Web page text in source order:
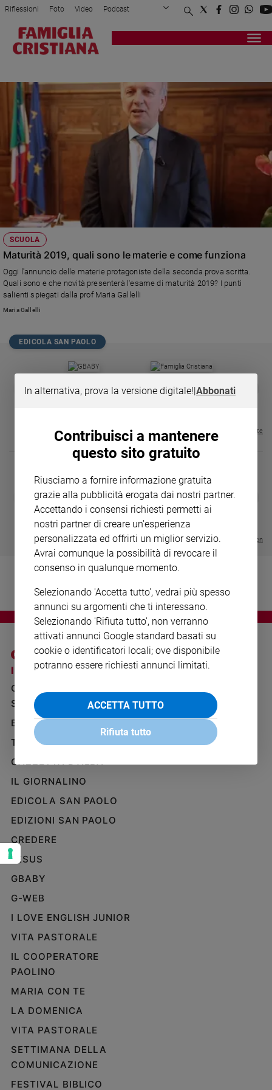
Attualità
Politica
Mondo
Economia
Legalità
giustizia
Sport
Interviste
Papa
Papa
Chiesa
Chiesa
spiritualità
Devozione
Società
Ambiente
Volontariato
Diritti
Aziende
valore
Caso
settimana
Migranti
Diversità
Costume
e
2026
Cinema,
Tv
streaming
Libri
Famiglia
educazione
Genitori
e
Scuola
Riflessioni Foto Video Podcast
Privacy Policy Chi siamo
Registrati Redazione
SCUOLA
Maturità 2019, quali sono le materie e come funziona
Oggi l'annuncio delle materie protagoniste della seconda prova scritta.
Quali sono e che novità presenterà l'esame di maturità 2019? I punti
salienti spiegati dalla prof Maria Gallelli
Maria Gallelli
EDICOLA SAN PAOLO
❮
€ 34,80 € 21,90 37%
€ 104,00 € 83,00 20%
Visualizza tutte le riviste
LE GRANDI BASILICHE ITALIANE
- VOL DA 1 AL 5
€ 64,50
DIARIO G 2026-27
€ 8,90
- € 8,90
COLLANA
Visualizza tutte le collection
I SITI SAN PAOLO
GRUPPO EDITORIALE
SAN PAOLO
BENESSERE
TELENOVA
GAZZETTA D'ALBA
IL GIORNALINO
EDICOLA SAN PAOLO
EDIZIONI SAN PAOLO
CREDERE
JESUS
GBABY
G-WEB
I LOVE ENGLISH JUNIOR
VITA PASTORALE
IL COOPERATORE
PAOLINO
MARIA CON TE
LA DOMENICA
VITA PASTORALE
SETTIMANA DELLA
COMUNICAZIONE
FESTIVAL BIBLICO
NOTE LEGALI
INFORMATIVA
WHISTLEBLOWING
SOCIAL
In alternativa, prova la versione digitale!|Abbonati
Contribuisci a mantenere
questo sito gratuito
Riusciamo a fornire informazione gratuita
grazie alla pubblicità erogata dai nostri partner.
Accettando i consensi richiesti permetti ai
nostri partner di creare un'esperienza
personalizzata ed offrirti un miglior servizio.
Avrai comunque la possibilità di revocare il
consenso in qualunque momento.
Selezionando 'Accetta tutto', vedrai più spesso
annunci su argomenti che ti interessano.
Selezionando 'Rifiuta tutto', non verranno
attivati annunci Google standard basati su
cookie o identificatori locali; ove disponibile
potranno essere richiesti annunci limitati.
ACCETTA TUTTO
Rifiuta tutto